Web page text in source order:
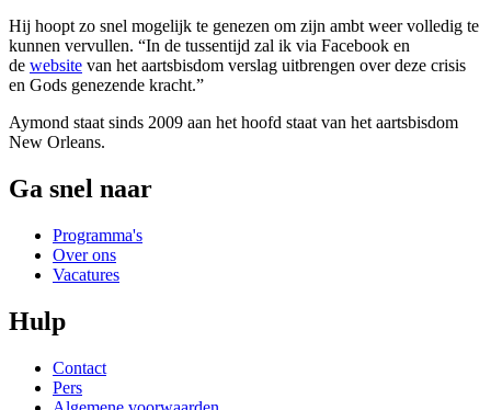
Hij hoopt zo snel mogelijk te genezen om zijn ambt weer volledig te
kunnen vervullen. “In de tussentijd zal ik via Facebook en
de website van het aartsbisdom verslag uitbrengen over deze crisis
en Gods genezende kracht.”
Aymond staat sinds 2009 aan het hoofd staat van het aartsbisdom
New Orleans.
Ga snel naar
Programma's
Over ons
Vacatures
Hulp
Contact
Pers